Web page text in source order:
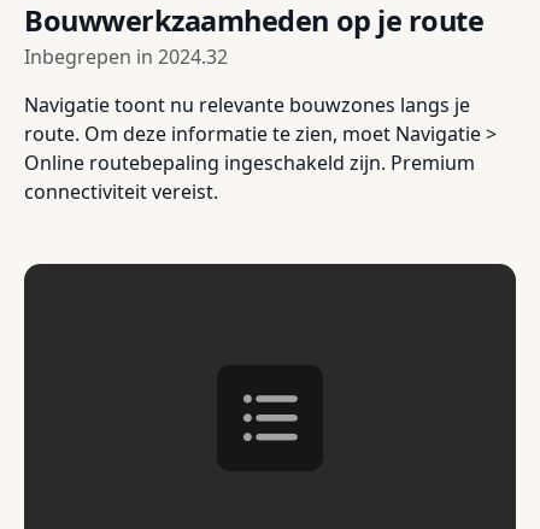
Bouwwerkzaamheden op je route
Inbegrepen in 2024.32
Navigatie toont nu relevante bouwzones langs je
route. Om deze informatie te zien, moet Navigatie >
Online routebepaling ingeschakeld zijn. Premium
connectiviteit vereist.